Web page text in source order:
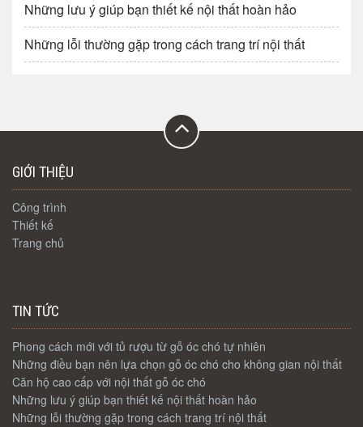
Những lưu ý giúp bạn thiết kế nội thất hoàn hảo
Những lỗi thường gặp trong cách trang trí nội thất
GIỚI THIỆU
Công trình
Thiết kế
Trang chủ
TIN TỨC
Phong cách mới với tủ rượu từ gỗ óc chó tự nhiên
Những điều bạn nên lựa chọn gỗ óc chó cho không gian nội thất
Căn hộ cao cấp với nội thất gỗ óc chó
Những lưu ý giúp bạn thiết kế nội thất hoàn hảo
Những lỗi thường gặp trong cách trang trí nội thất